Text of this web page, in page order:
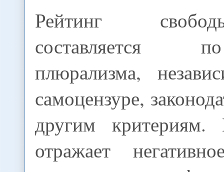
Рейтинг
составляется
плюрализма,
самоцензуре,
другим критериям.
отражает